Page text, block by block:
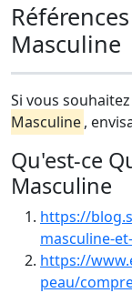
Masculine
Si vous
Masculine,
Qu'est-ce
Masculine
https://
masculine-
https://
peau/